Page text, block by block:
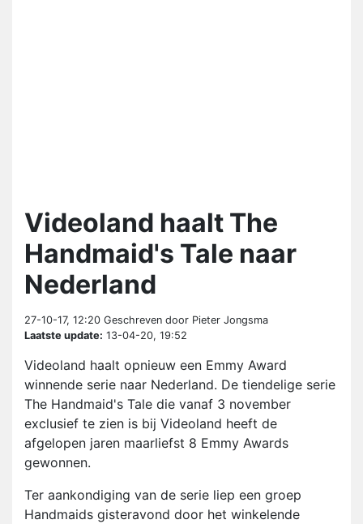
Videoland haalt The
Handmaid's Tale naar
Nederland
27-10-17, 12:20 Geschreven door Pieter Jongsma
Laatste update: 13-04-20, 19:52
Videoland haalt opnieuw een Emmy Award
winnende serie naar Nederland. De tiendelige serie
The Handmaid's Tale die vanaf 3 november
exclusief te zien is bij Videoland heeft de
afgelopen jaren maarliefst 8 Emmy Awards
gewonnen.
Ter aankondiging van de serie liep een groep
Handmaids gisteravond door het winkelende